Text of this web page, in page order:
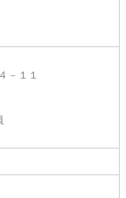
－１１